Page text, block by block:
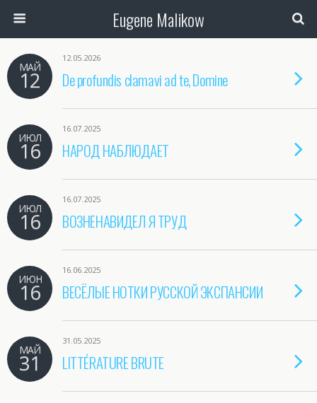
Eugene Malikow
МАЙ
12
12.05.2026
De profundis clamavi ad te, Domine
ИЮЛ
16
16.07.2025
НАРОД НАБЛЮДАЕТ
ИЮЛ
16
16.07.2025
ВОЗНЕНАВИДЕЛ Я ТРУД
ИЮН
16
16.06.2025
ВЕСЁЛЫЕ НОТКИ РУССКОЙ ЭКСПАНСИИ
МАЙ
31
31.05.2025
LITTÉRATURE BRUTE